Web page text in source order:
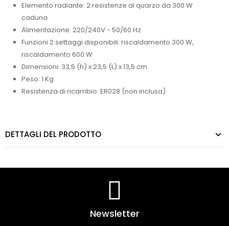
Elemento radiante: 2 resistenze al quarzo da 300 W
caduna
Alimentazione: 220/240V - 50/60 Hz
Funzioni 2 settaggi disponibili: riscaldamento 300 W,
riscaldamento 600 W
Dimensioni: 33,5 (h) x 23,5 (L) x 13,5 cm
Peso: 1 Kg
Resistenza di ricambio: ER028 (non inclusa)
DETTAGLI DEL PRODOTTO
Newsletter